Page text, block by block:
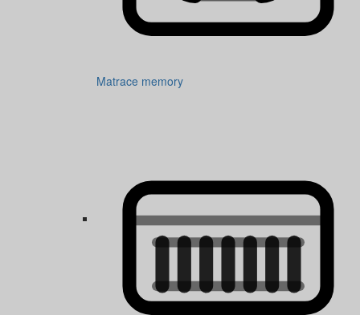
Matrace memory